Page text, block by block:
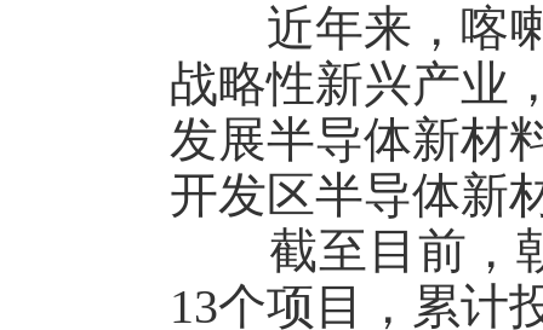
近年来，喀喇
战略性新兴产业
发展半导体新材
开发区半导体新
截至目前，朝
13个项目，累计